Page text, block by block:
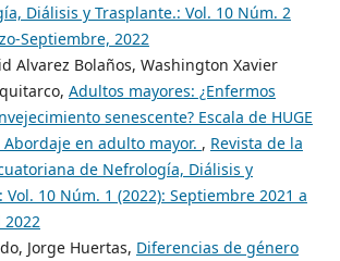
Diálisis y Trasplante.: Vol. 10 Núm. 2
Septiembre, 2022
Alvarez Bolaños, Washington Xavier
Adultos mayores: ¿Enfermos
senescente? Escala de HUGE
Abordaje en adulto mayor. , Revista de la
de Nefrología, Diálisis y
Vol. 10 Núm. 1 (2022): Septiembre 2021 a
2022
Jorge Huertas, Diferencias de género